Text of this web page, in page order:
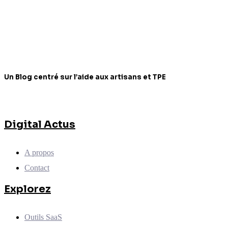
Un Blog centré sur l’aide aux artisans et TPE
Digital Actus
A propos
Contact
Explorez
Outils SaaS